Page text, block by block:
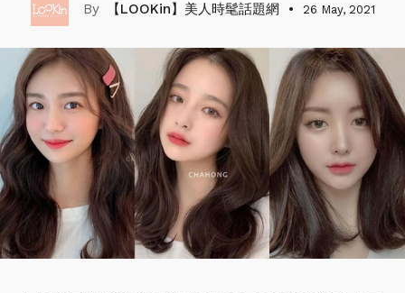
【LOOKin】美人時髦話題網 26 May, 2021